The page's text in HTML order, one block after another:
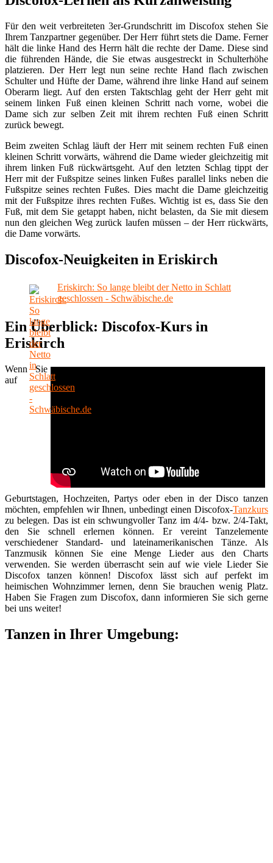
Für den weit verbreiteten 3er-Grundschritt im Discofox stehen Sie
Ihrem Tanzpartner gegenüber. Der Herr führt stets die Dame. Ferner
hält die linke Hand des Herrn hält die rechte der Dame. Diese sind
die führenden Hände, die Sie etwas ausgestreckt in Schulterhöhe
platzieren. Der Herr legt nun seine rechte Hand flach zwischen
Schulter und Hüfte der Dame, während ihre linke Hand auf seinem
Oberarm liegt. Auf den ersten Taktschlag geht der Herr geht mit
seinem linken Fuß einen kleinen Schritt nach vorne, wobei die
Dame sich zur selben Zeit mit ihrem rechten Fuß einen Schritt
zurück bewegt.
Beim zweiten Schlag läuft der Herr mit seinem rechten Fuß einen
kleinen Schritt vorwärts, während die Dame wieder gleichzeitig mit
ihrem linken Fuß rückwärtsgeht. Auf den letzten Schlag tippt der
Herr mit der Fußspitze seines linken Fußes parallel links neben die
Fußspitze seines rechten Fußes. Dies macht die Dame gleichzeitig
mit der Fußspitze ihres rechten Fußes. Wichtig ist es, dass Sie den
Fuß, mit dem Sie getappt haben, nicht belasten, da Sie mit diesem
nun den gleichen Weg zurück laufen müssen – der Herr rückwärts,
die Dame vorwärts.
Discofox-Neuigkeiten in Eriskirch
Eriskirch: So lange bleibt der Netto in Schlatt
geschlossen - Schwäbische.de
Ein Überblick: Discofox-Kurs in
Eriskirch
Wenn Sie
auf
Geburtstagen, Hochzeiten, Partys oder eben in der Disco tanzen
möchten, empfehlen wir Ihnen, unbedingt einen Discofox-Tanzkurs
zu belegen. Das ist ein schwungvoller Tanz im 4/4- bzw. 2/4-Takt,
den Sie schnell erlernen können. Er vereint Tanzelemente
verschiedener Standard- und lateinamerikanischen Tänze. Als
Tanzmusik können Sie eine Menge Lieder aus den Charts
verwenden. Sie werden überrascht sein auf wie viele Lieder Sie
Discofox tanzen können! Discofox lässt sich auf perfekt im
heimischen Wohnzimmer lernen, denn Sie brauchen wenig Platz.
Haben Sie Fragen zum Discofox, dann informieren Sie sich gerne
bei uns weiter!
Tanzen in Ihrer Umgebung: